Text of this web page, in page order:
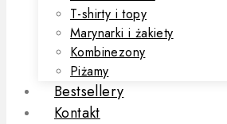
T-shirty i topy
Marynarki i żakiety
Kombinezony
Piżamy
Bestsellery
Kontakt